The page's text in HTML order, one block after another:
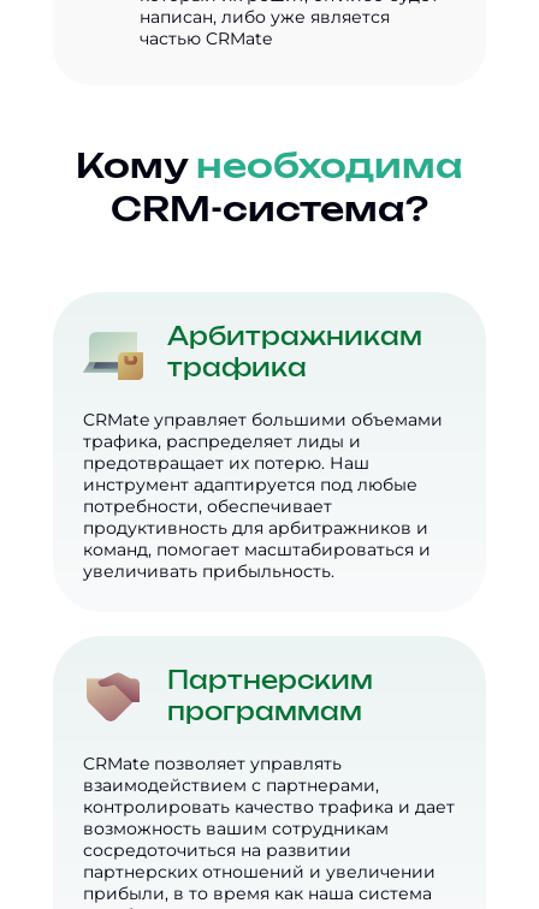
написан, либо уже является
частью CRMate
Кому необходима
CRM-система?
Арбитражникам
трафика
CRMate управляет большими объемами
трафика, распределяет лиды и
предотвращает их потерю. Наш
инструмент адаптируется под любые
потребности, обеспечивает
продуктивность для арбитражников и
команд, помогает масштабироваться и
увеличивать прибыльность.
Партнерским
программам
CRMate позволяет управлять
взаимодействием с партнерами,
контролировать качество трафика и дает
возможность вашим сотрудникам
сосредоточиться на развитии
партнерских отношений и увеличении
прибыли, в то время как наша система